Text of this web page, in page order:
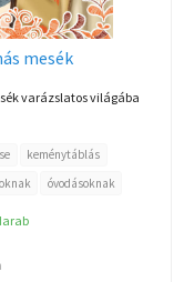
mesék
varázslatos világába
keménytáblás
óvodásoknak